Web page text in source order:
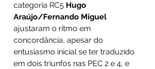
categoria RC5 Hugo
Araújo/Fernando Miguel
ajustaram o ritmo em
concordância, apesar do
entusiasmo inicial se ter traduzido
em dois triunfos nas PEC 2 e 4, e